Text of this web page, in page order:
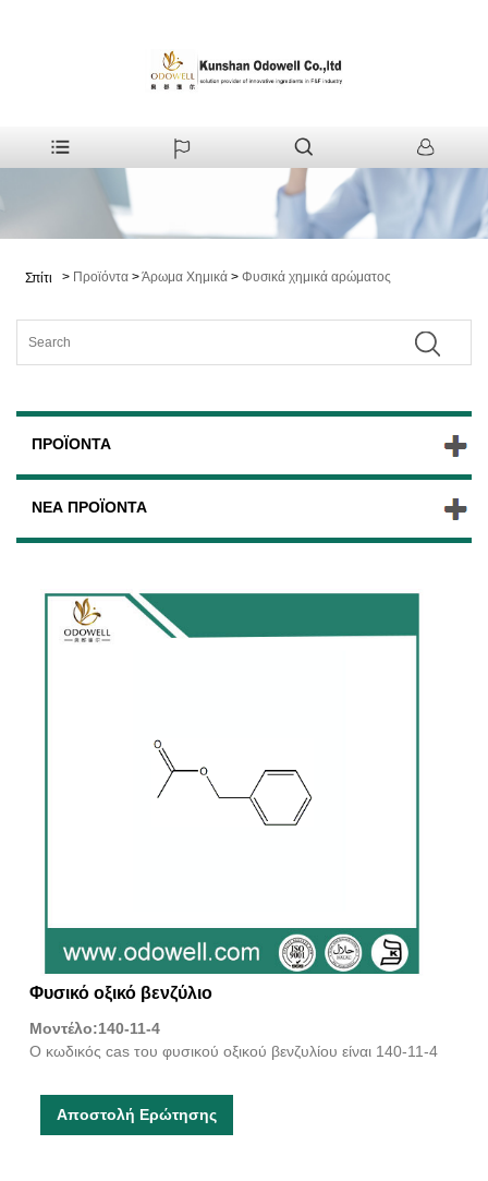
Σπίτι > Προϊόντα >Άρωμα Χημικά > Φυσικά χημικά αρώματος
ΠΡΟΪΌΝΤΑ
ΝΈΑ ΠΡΟΪΌΝΤΑ
Φυσικό οξικό βενζύλιο
Μοντέλο:140-11-4
Ο κωδικός cas του φυσικού οξικού βενζυλίου είναι 140-11-4
Αποστολή Ερώτησης